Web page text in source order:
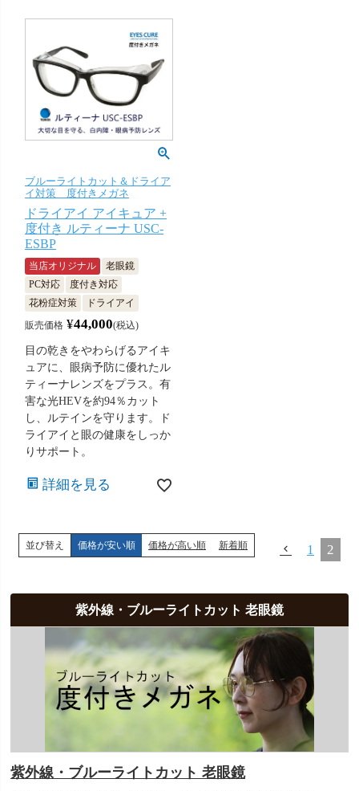
ブルーライトカット＆ドライア
イ対策 度付きメガネ
ドライアイ アイキュア +
度付き ルティーナ USC-
ESBP
当店オリジナル
老眼鏡
PC対応
度付き対応
花粉症対策
ドライアイ
販売価格 ¥44,000 税込
目の乾きをやわらげるアイキ
ュアに、眼病予防に優れたル
ティーナレンズをプラス。有
害な光HEVを約94％カット
し、ルテインを守ります。ド
ライアイと眼の健康をしっか
りサポート。
詳細を見る
並び替え 価格が安い順 価格が高い順 新着順 1 2
紫外線・ブルーライトカット 老眼鏡
紫外線・ブルーライトカット 老眼鏡